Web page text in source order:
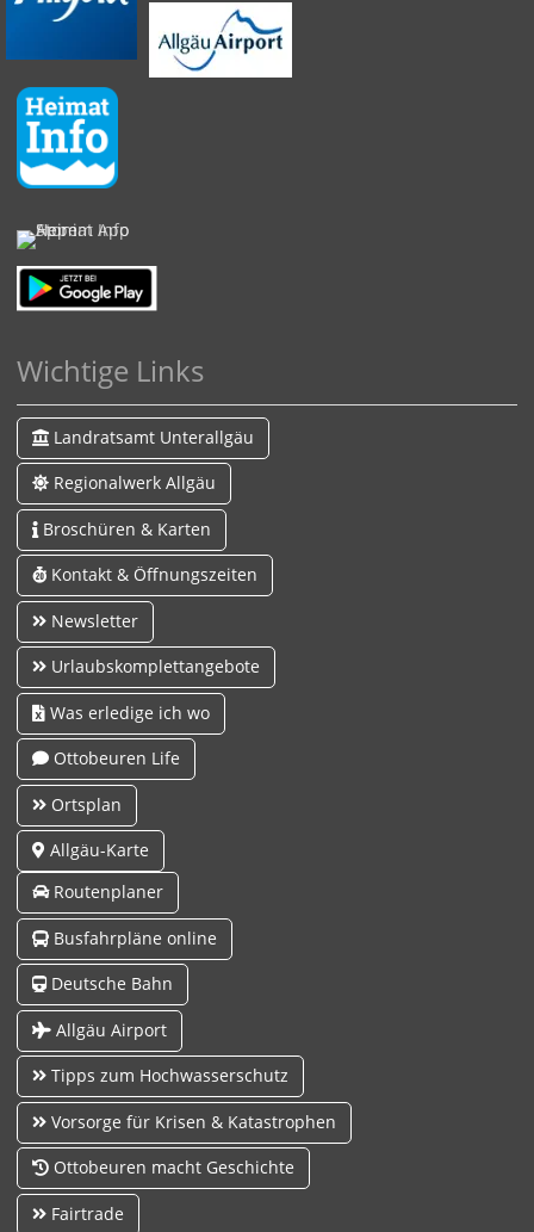
Wichtige Links
Landratsamt Unterallgäu
Regionalwerk Allgäu
Broschüren & Karten
Kontakt & Öffnungszeiten
Newsletter
Urlaubskomplettangebote
Was erledige ich wo
Ottobeuren Life
Ortsplan
Allgäu-Karte
Routenplaner
Busfahrpläne online
Deutsche Bahn
Allgäu Airport
Tipps zum Hochwasserschutz
Vorsorge für Krisen & Katastrophen
Ottobeuren macht Geschichte
Fairtrade